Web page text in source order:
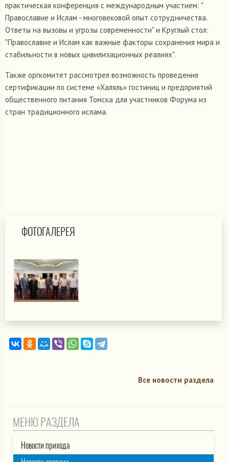
практическая конференция с международным участием: "
Православие и Ислам - многовековой опыт сотрудничества.
Ответы на вызовы и угрозы современности" и Круглый стол:
"Православие и Ислам как важные факторы сохранения мира и
стабильности в новых цивилизационных реалиях".
Также оргкомитет рассмотрел возможность проведения
сертификации по системе «Халяль» гостиниц и предприятий
общественного питания Томска для участников Форума из
стран традиционного ислама.
ФОТОГАЛЕРЕЯ
Все новости раздела
МЕНЮ РАЗДЕЛА
Новости прихода